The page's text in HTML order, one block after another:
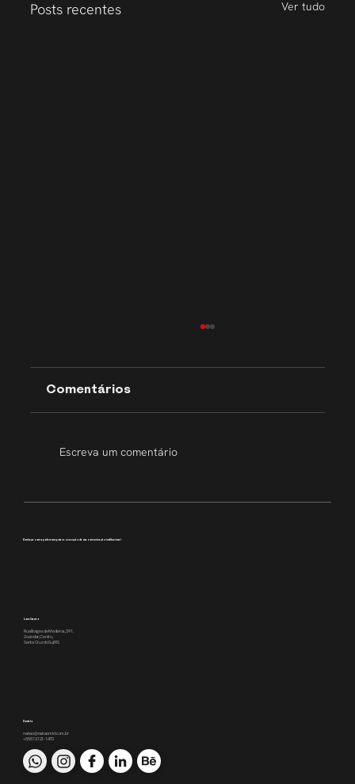
Posts recentes Ver tudo
Comentários
Escreva um comentário
Conheça como podemos apoiar a execução da sua comunicação institucional
Localização
Rua Borges de Medeiros, 391,
2o andar, Centro,
Santa Cruz do Sul/RS
Contato
nakao@nakaomkt.com.br
+55 51 3121-1470